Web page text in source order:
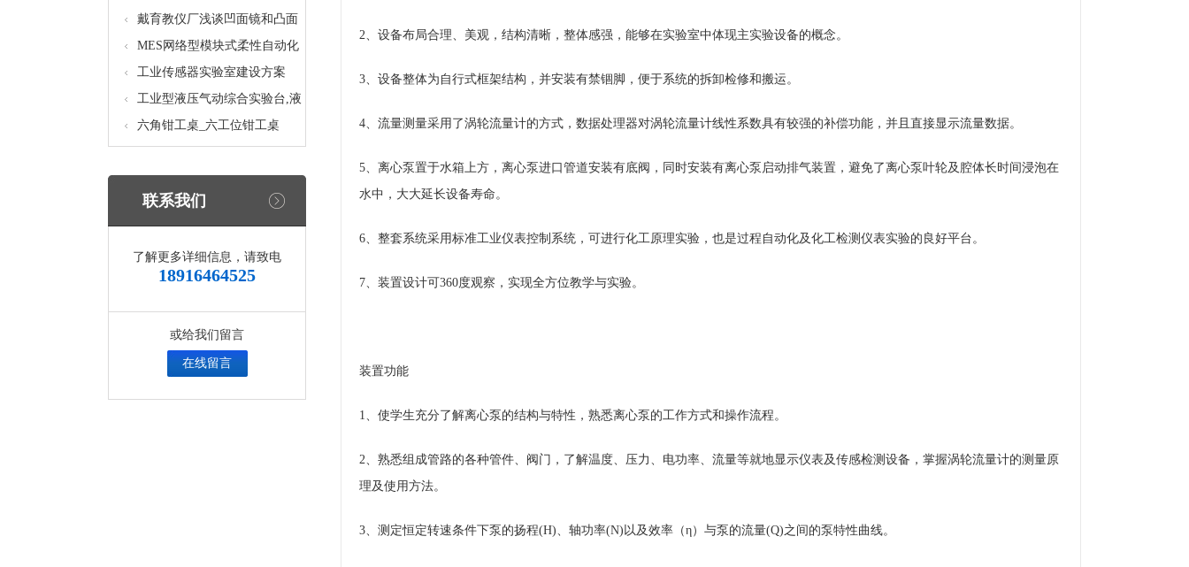
实训设备
助力春季高教仪器展
戴育教仪厂浅谈凹面镜和凸面
镜的区别之处
MES网络型模块式柔性自动化
生产线实验系统(八站)_模块柔
性自动化生产线教学实训设备
工业传感器实验室建设方案
工业型液压气动综合实验台,液
压气动综合实训台
六角钳工桌_六工位钳工桌
联系我们
了解更多详细信息，请致电
18916464525
或给我们留言
在线留言
2、设备布局合理、美观，结构清晰，整体感强，能够在实验室中体现主实验设备的概念。
3、设备整体为自行式框架结构，并安装有禁锢脚，便于系统的拆卸检修和搬运。
4、流量测量采用了涡轮流量计的方式，数据处理器对涡轮流量计线性系数具有较强的补偿功能，并且直接显示流量数据。
5、离心泵置于水箱上方，离心泵进口管道安装有底阀，同时安装有离心泵启动排气装置，避免了离心泵叶轮及腔体长时间浸泡在
水中，大大延长设备寿命。
6、整套系统采用标准工业仪表控制系统，可进行化工原理实验，也是过程自动化及化工检测仪表实验的良好平台。
7、装置设计可360度观察，实现全方位教学与实验。
装置功能
1、使学生充分了解离心泵的结构与特性，熟悉离心泵的工作方式和操作流程。
2、熟悉组成管路的各种管件、阀门，了解温度、压力、电功率、流量等就地显示仪表及传感检测设备，掌握涡轮流量计的测量原
理及使用方法。
3、测定恒定转速条件下泵的扬程(H)、轴功率(N)以及效率（η）与泵的流量(Q)之间的泵特性曲线。